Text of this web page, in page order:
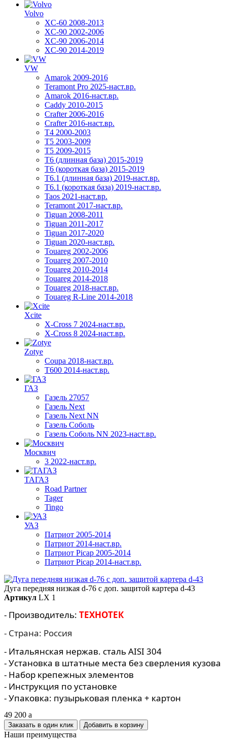
Volvo
XC-60 2008-2013
XC-90 2002-2006
XC-90 2006-2014
XC-90 2014-2019
VW
Amarok 2009-2016
Teramont Pro 2025-наст.вр.
Amarok 2016-наст.вр.
Caddy 2010-2015
Crafter 2006-2016
Crafter 2016-наст.вр.
T4 2000-2003
T5 2003-2009
T5 2009-2015
T6 (длинная база) 2015-2019
Т6 (короткая база) 2015-2019
T6.1 (длинная база) 2019-наст.вр.
T6.1 (короткая база) 2019-наст.вр.
Taos 2021-наст.вр.
Teramont 2017-наст.вр.
Tiguan 2008-2011
Tiguan 2011-2017
Tiguan 2017-2020
Tiguan 2020-наст.вр.
Touareg 2002-2006
Touareg 2007-2010
Touareg 2010-2014
Touareg 2014-2018
Touareg 2018-наст.вр.
Touareg R-Line 2014-2018
Xcite
X-Cross 7 2024-наст.вр.
X-Cross 8 2024-наст.вр.
Zotye
Coupa 2018-наст.вр.
T600 2014-наст.вр.
ГАЗ
Газель 27057
Газель Next
Газель Next NN
Газель Соболь
Газель Соболь NN 2023-наст.вр.
Москвич
3 2022-наст.вр.
ТАГАЗ
Road Partner
Tager
Tingo
УАЗ
Патриот 2005-2014
Патриот 2014-наст.вр.
Патриот Picap 2005-2014
Патриот Picap 2014-наст.вр.
Дуга передняя низкая d-76 с доп. защитой картера d-43
Артикул LX 1
- Производитель: ТЕХНОТЕК
- Страна: Россия
- Итальянская нержав. сталь AISI 304
- Установка в штатные места без сверления кузова
- Набор крепежных элементов
- Инструкция по установке
- Упаковка: пузырьковая пленка + картон
49 200 a
Заказать в один клик
Наши преимущества